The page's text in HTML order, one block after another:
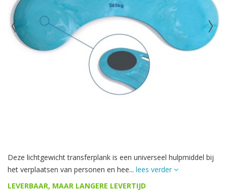
Deze lichtgewicht transferplank is een universeel hulpmiddel bij
het verplaatsen van personen en hee... lees verder
LEVERBAAR, MAAR LANGERE LEVERTIJD